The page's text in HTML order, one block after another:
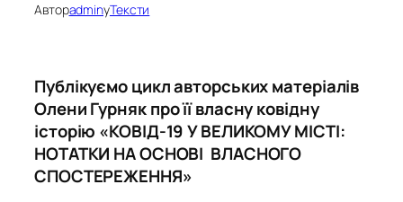
АвторadminуТексти
Публікуємо цикл авторських матеріалів
Олени Гурняк про її власну ковідну
історію «КОВІД-19 У ВЕЛИКОМУ МІСТІ:
НОТАТКИ НА ОСНОВІ ВЛАСНОГО
СПОСТЕРЕЖЕННЯ»